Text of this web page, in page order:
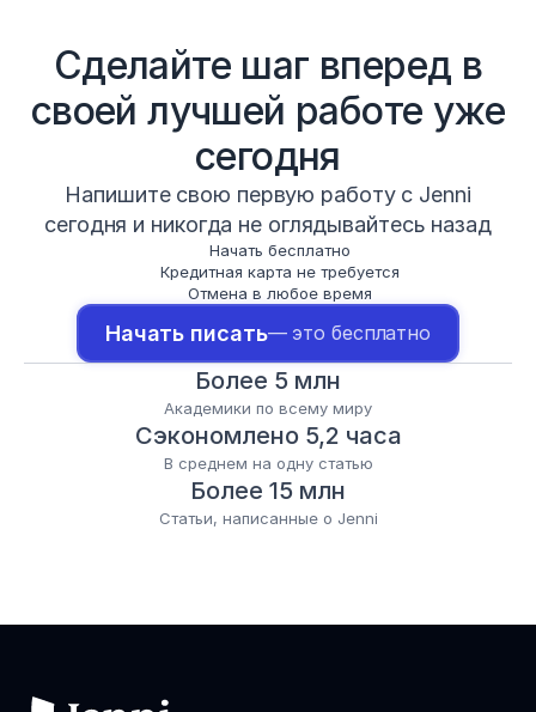
Сделайте шаг вперед в
своей лучшей работе уже
сегодня
Напишите свою первую работу с Jenni
сегодня и никогда не оглядывайтесь назад
Начать бесплатно
Кредитная карта не требуется
Отмена в любое время
Начать писать— это бесплатно
Более 5 млн
Академики по всему миру
Сэкономлено 5,2 часа
В среднем на одну статью
Более 15 млн
Статьи, написанные о Jenni